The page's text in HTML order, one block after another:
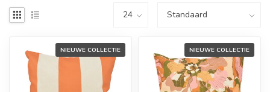
NIEUWE COLLECTIE NIEUWE COLLECTIE